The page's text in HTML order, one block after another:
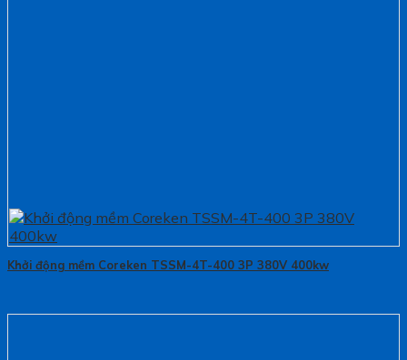
Khởi động mềm Coreken TSSM-4T-400 3P 380V 400kw